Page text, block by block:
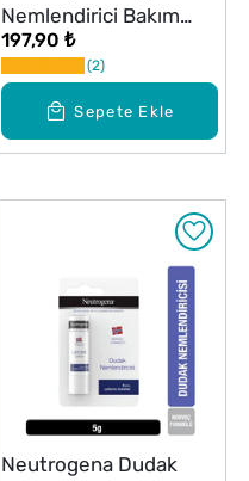
Sepete Ekle
Nemlendirici Bakım
Kremi 300 ml
197,90 ₺
2
Neutrogena Dudak